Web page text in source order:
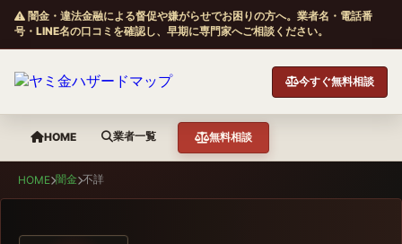
闇金・違法金融による督促や嫌がらせでお困りの方へ。業者名・電話番
号・LINE名の口コミを確認し、早期に専門家へご相談ください。
今すぐ無料相談
HOME 業者一覧 無料相談
HOME 闇金 不詳